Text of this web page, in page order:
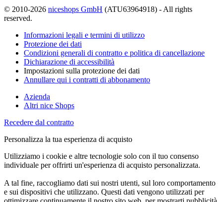
© 2010-2026 niceshops GmbH (ATU63964918) - All rights
reserved.
Informazioni legali e termini di utilizzo
Protezione dei dati
Condizioni generali di contratto e politica di cancellazione
Dichiarazione di accessibilità
Impostazioni sulla protezione dei dati
Annullare qui i contratti di abbonamento
Azienda
Altri nice Shops
Recedere dal contratto
Personalizza la tua esperienza di acquisto
Utilizziamo i cookie e altre tecnologie solo con il tuo consenso
individuale per offrirti un'esperienza di acquisto personalizzata.
A tal fine, raccogliamo dati sui nostri utenti, sul loro comportamento
e sui dispositivi che utilizzano. Questi dati vengono utilizzati per